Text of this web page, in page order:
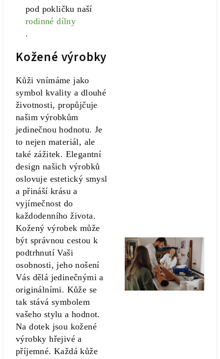
pod pokličku naší
rodinné dílny
.
Kožené výrobky
Kůži vnímáme jako
symbol kvality a dlouhé
životnosti, propůjčuje
našim výrobkům
jedinečnou hodnotu. Je
to nejen materiál, ale
také zážitek. Elegantní
design našich výrobků
oslovuje estetický smysl
a přináší krásu a
vyjímečnost do
každodenního života.
Kožený výrobek může
být správnou cestou k
podtrhnutí Vaši
osobnosti, jeho nošení
Vás dělá jedinečnými a
originálními. Kůže se
tak stává symbolem
vašeho stylu a hodnot.
Na dotek jsou kožené
výrobky hřejivé a
příjemné. Každá kůže